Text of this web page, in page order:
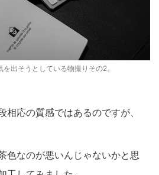
出そうとしている物撮りその2。
応の質感ではあるのですが、
色なのが悪いんじゃないかと思